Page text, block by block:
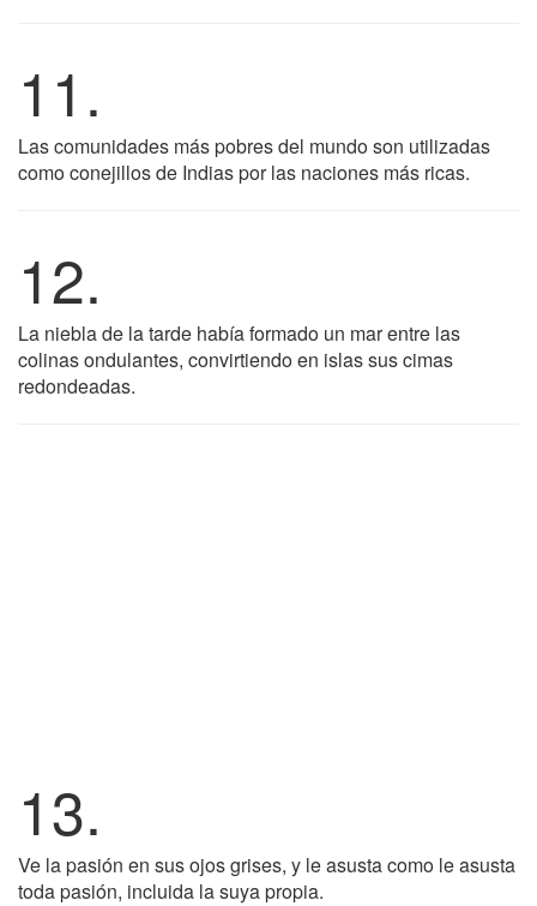
11.
Las comunidades más pobres del mundo son utilizadas
como conejillos de Indias por las naciones más ricas.
12.
La niebla de la tarde había formado un mar entre las
colinas ondulantes, convirtiendo en islas sus cimas
redondeadas.
13.
Ve la pasión en sus ojos grises, y le asusta como le asusta
toda pasión, incluida la suya propia.